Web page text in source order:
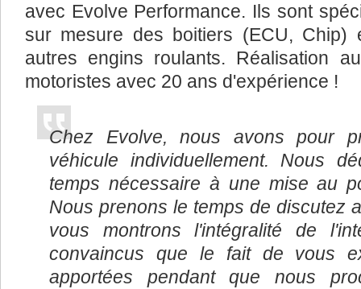
avec Evolve Performance. Ils sont
sur mesure des boitiers (ECU, Chip)
autres engins roulants. Réalisation
motoristes avec 20 ans d'expérience !
Chez Evolve, nous avons pour
véhicule individuellement. Nous
temps nécessaire à une mise au
Nous prenons le temps de discutez
vous montrons l'intégralité de
convaincus que le fait de vous
apportées pendant que nous